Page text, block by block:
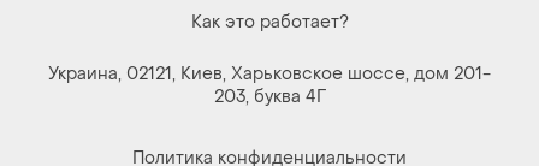
Как это работает?
Украина, 02121, Киев, Харьковское шоссе, дом 201-
203, буква 4Г
Политика конфиденциальности